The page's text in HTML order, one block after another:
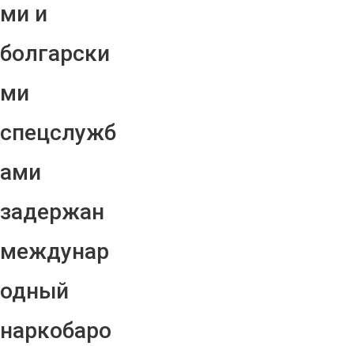
ми и
болгарски
ми
спецслужб
ами
задержан
междунар
одный
наркобаро